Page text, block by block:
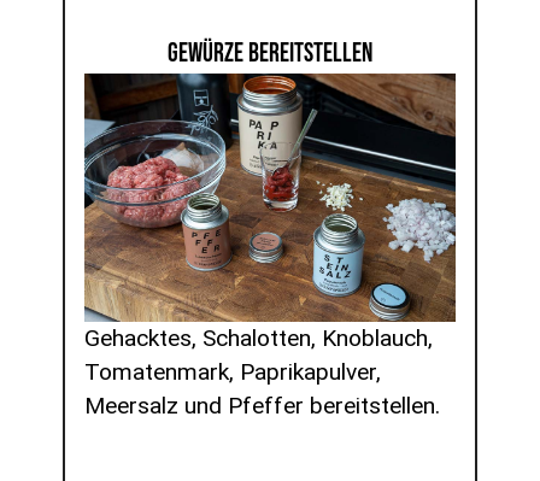
GEWÜRZE BEREITSTELLEN
Gehacktes, Schalotten, Knoblauch,
Tomatenmark, Paprikapulver,
Meersalz und Pfeffer bereitstellen.